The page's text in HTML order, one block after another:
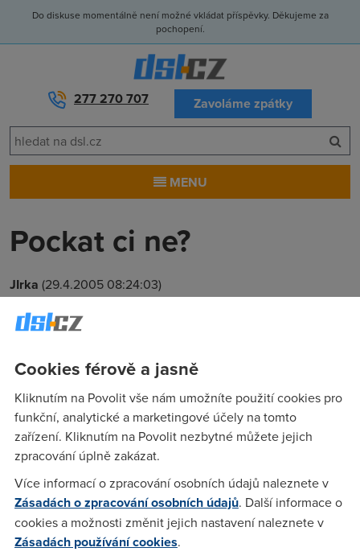
Do diskuse momentálně není možné vkládat příspěvky. Děkujeme za
pochopení.
277 270 707 Zavoláme zpátky
MENU
Pockat ci ne?
JIrka (29.4.2005 08:24:03)
Vyplati se s objednanim adsl pockat do zari nebo ne? Ted mi
velice laka pripojeni od Nextry 1024/256 za 690 Kc a po
bych se nejak unahlit, aby treba v zari nebylo neco lepsiho.
Diky za rady.
Anonym(29.4.2005 13:10:04)
No a nebo treba v rijnu, listopadu, prosinci :) To by slovek
nesmel objednat nikdy nic.
TomM(29.4.2005 16:27:34)
Cookies férově a jasně
Kliknutím na Povolit vše nám umožníte použití cookies pro
funkční, analytické a marketingové účely na tomto
zařízení. Kliknutím na Povolit nezbytné můžete jejich
zpracování úplně zakázat.
Více informací o zpracování osobních údajů naleznete v
Zásadách o zpracování osobních údajů. Další informace o
cookies a možnosti změnit jejich nastavení naleznete v
Zásadách používání cookies.